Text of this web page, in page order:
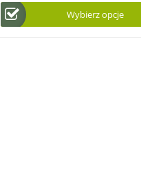
Wybierz opcje